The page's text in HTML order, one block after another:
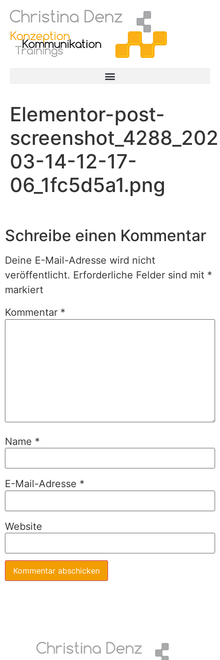
Elementor-post-
03-14-12-17-
06_1fc5d5a1.png
Schreibe einen Kommentar
Deine E-Mail-Adresse wird nicht
veröffentlicht. Erforderliche Felder sind mit *
markiert
Kommentar *
Name *
E-Mail-Adresse *
Website